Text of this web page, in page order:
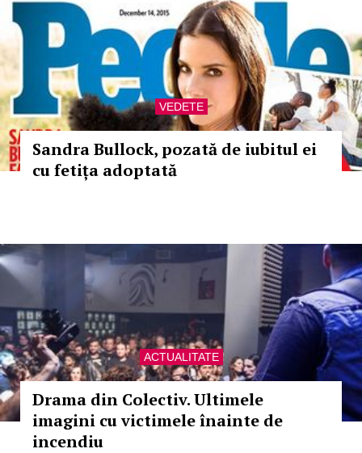
VEDETE
Sandra Bullock, pozată de iubitul ei
cu fetița adoptată
ACTUALITATE
Drama din Colectiv. Ultimele
imagini cu victimele înainte de
incendiu